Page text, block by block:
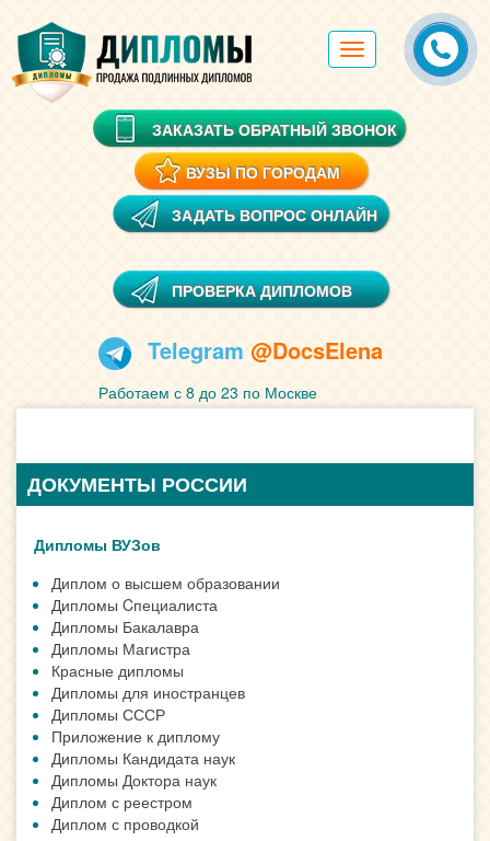
Toggle
navigation
ЗАКАЗАТЬ ОБРАТНЫЙ ЗВОНОК
ВУЗЫ ПО ГОРОДАМ
ЗАДАТЬ ВОПРОС ОНЛАЙН
ПРОВЕРКА ДИПЛОМОВ
Telegram @DocsElena
Работаем с 8 до 23 по Москве
ДОКУМЕНТЫ РОССИИ
Дипломы ВУЗов
Диплом о высшем образовании
Дипломы Cпециалиста
Дипломы Бакалавра
Дипломы Магистра
Красные дипломы
Дипломы для иностранцев
Дипломы СССР
Приложение к диплому
Дипломы Кандидата наук
Дипломы Доктора наук
Диплом с реестром
Диплом с проводкой